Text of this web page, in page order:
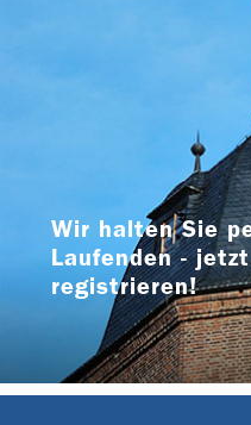
Wir halten Sie
Laufenden -
registrieren!